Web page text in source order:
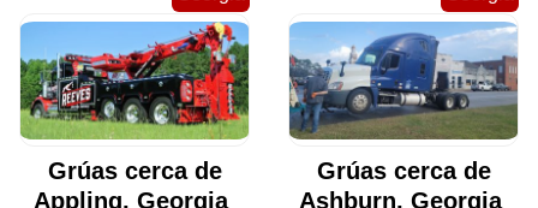
Grúas cerca de
Appling, Georgia
Grúas cerca de
Ashburn, Georgia